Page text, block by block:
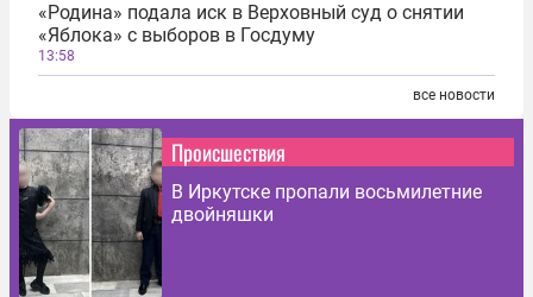
«Родина» подала иск в Верховный суд о снятии
«Яблока» с выборов в Госдуму
13:58
все новости
Происшествия
В Иркутске пропали восьмилетние
двойняшки